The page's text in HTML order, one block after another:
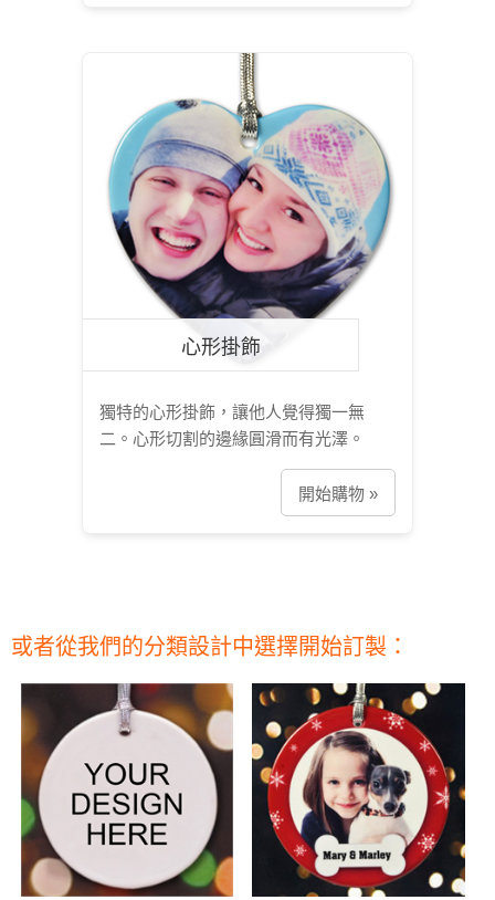
心形掛飾
獨特的心形掛飾，讓他人覺得獨一無
二。心形切割的邊緣圓滑而有光澤。
開始購物 »
或者從我們的分類設計中選擇開始訂製：